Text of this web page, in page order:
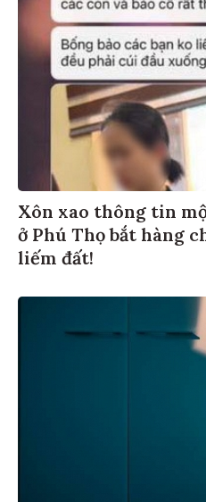
Xôn xao thông tin
ở Phú Thọ bắt hàng
liếm đất!